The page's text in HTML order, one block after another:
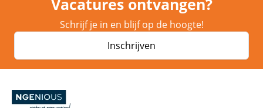
Vacatures ontvangen?
Schrijf je in en blijf op de hoogte!
Inschrijven